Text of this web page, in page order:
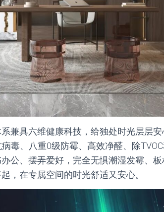
兼具六维健康科技，给独处时光层层
毒、八重0级防霉、高效净醛、除
公、摆弄爱好，完全无惧潮湿发霉、
，在专属空间的时光舒适又安心。